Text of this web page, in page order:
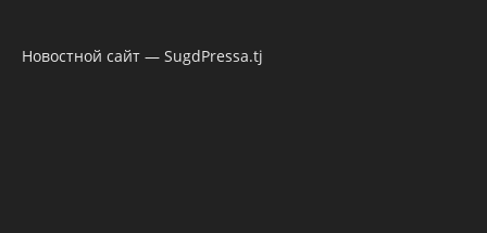
Новостной сайт — SugdPressa.tj